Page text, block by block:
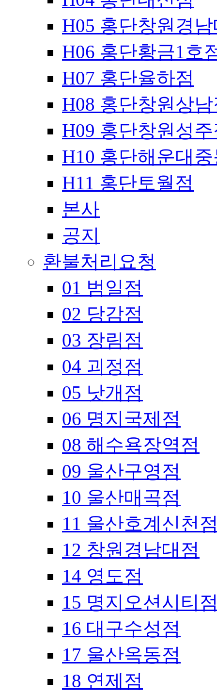
H05 홍단창원경
H06 홍단황금1호
H07 홍단율하점
H08 홍단창원상
H09 홍단창원성
H10 홍단해운대
H11 홍단토월점
본사
공지
환불처리요청
01 범일점
02 당감점
03 장림점
04 괴정점
05 낫개점
06 명지국제점
08 해수욕장역점
09 울산구영점
10 울산매곡점
11 울산호계신천
12 창원경남대점
14 영도점
15 명지오션시티
16 대구수성점
17 울산옥동점
18 연제점